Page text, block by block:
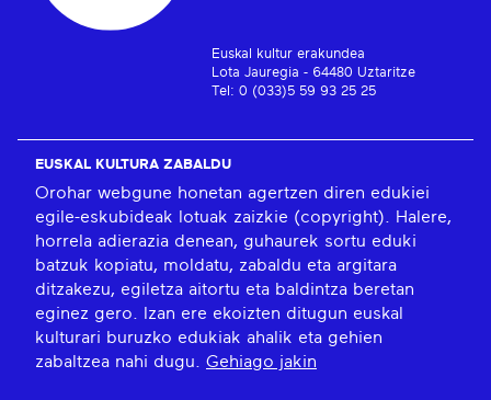
Euskal kultur erakundea
Lota Jauregia - 64480 Uztaritze
Tel: 0 (033)5 59 93 25 25
EUSKAL KULTURA ZABALDU
Orohar webgune honetan agertzen diren edukiei
egile-eskubideak lotuak zaizkie (copyright). Halere,
horrela adierazia denean, guhaurek sortu eduki
batzuk kopiatu, moldatu, zabaldu eta argitara
ditzakezu, egiletza aitortu eta baldintza beretan
eginez gero. Izan ere ekoizten ditugun euskal
kulturari buruzko edukiak ahalik eta gehien
zabaltzea nahi dugu. Gehiago jakin